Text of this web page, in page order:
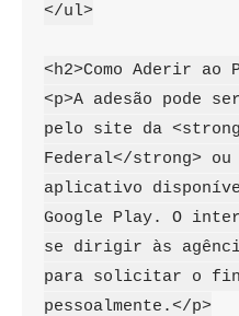
</ul>
<h2>Como Aderir ao
<p>A adesão pode
pelo site da
Federal</strong>
aplicativo
Google Play. O
se dirigir às
para solicitar o
pessoalmente.</p>